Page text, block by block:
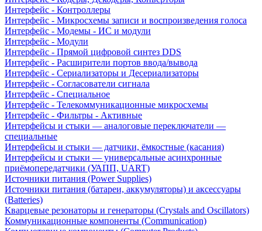
Интерфейс - Контроллеры
Интерфейс - Микросхемы записи и воспроизведения голоса
Интерфейс - Модемы - ИС и модули
Интерфейс - Модули
Интерфейс - Прямой цифровой синтез DDS
Интерфейс - Расширители портов ввода/вывода
Интерфейс - Сериализаторы и Десериализаторы
Интерфейс - Согласователи сигнала
Интерфейс - Специальное
Интерфейс - Телекоммуникационные микросхемы
Интерфейс - Фильтры - Активные
Интерфейсы и стыки — аналоговые переключатели —
специальные
Интерфейсы и стыки — датчики, ёмкостные (касания)
Интерфейсы и стыки — универсальные асинхронные
приёмопередатчики (УАПП, UART)
Источники питания (Power Supplies)
Источники питания (батареи, аккумуляторы) и аксессуары
(Batteries)
Кварцевые резонаторы и генераторы (Crystals and Oscillators)
Коммуникационные компоненты (Communication)